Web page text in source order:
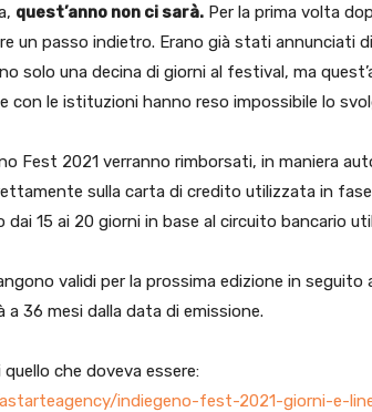
quest’anno non ci sarà. Per la prima volta
un passo indietro. Erano già stati annunciati
solo una decina di giorni al festival, ma
con le istituzioni hanno reso impossibile lo
Fest 2021 verranno rimborsati, in maniera
sulla carta di credito utilizzata in
dai 15 ai 20 giorni in base al circuito bancario
validi per la prossima edizione in seguito
a 36 mesi dalla data di emissione.
che doveva essere:
indiegeno-fest-2021-giorni-e-